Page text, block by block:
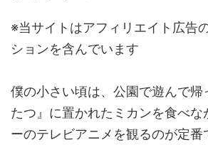
※当サイトはアフィリエイト広告
ションを含んでいます
僕の小さい頃は、公園で遊んで帰
たつ』に置かれたミカンを食べな
ーのテレビアニメを観るのが定番